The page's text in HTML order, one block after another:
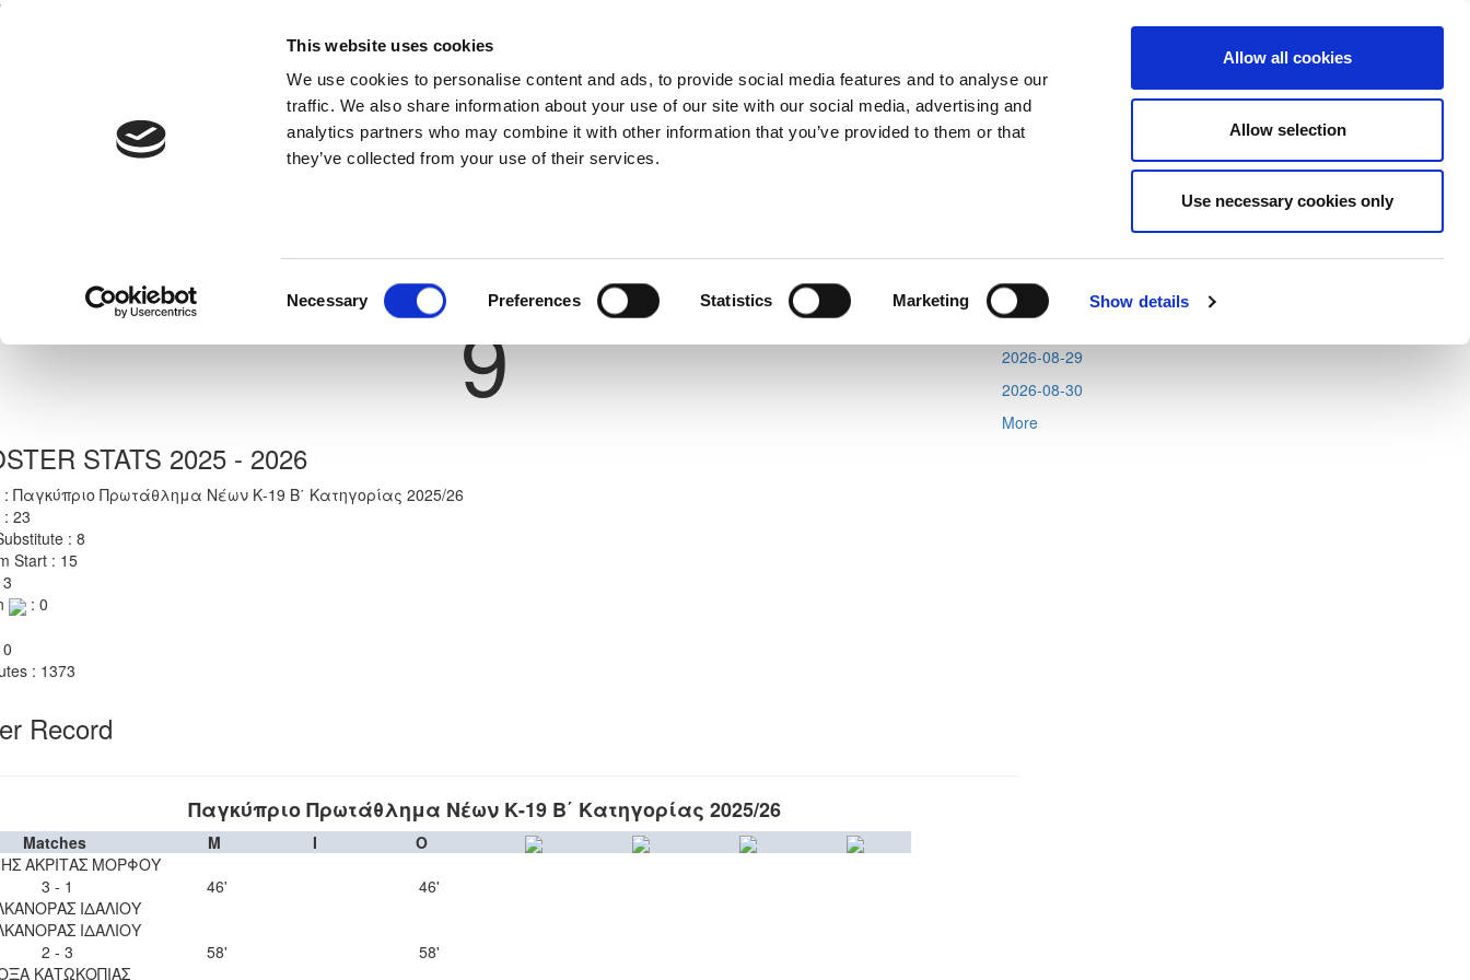
This website uses cookies
We use cookies to personalise content and ads, to provide social media features and to analyse our
traffic. We also share information about your use of our site with our social media, advertising and
analytics partners who may combine it with other information that you’ve provided to them or that
they’ve collected from your use of their services.
Necessary Preferences Statistics Marketing Show details
Allow all cookies
Allow selection
Use necessary cookies only
Competitions
Next
Shirt Number
9
STATS 2025 - 2026
: Παγκύπριο Πρωτάθλημα Νέων Κ-19 Β΄ Κατηγορίας 2025/26
: 23
: 8
Start : 15
: 0
: 1373
Record
Παγκύπριο Πρωτάθλημα Νέων Κ-19 Β΄ Κατηγορίας 2025/26
Matches M I
O
ΑΚΡΙΤΑΣ ΜΟΡΦΟΥ
3 - 1
ΙΔΑΛΙΟΥ
46'
46'
ΙΔΑΛΙΟΥ
2 - 3
ΚΑΤΩΚΟΠΙΑΣ
58' 58'
Tweets by CyprusFA
2026-08-11
2026-08-12
2026-08-13
2026-08-29
2026-08-30
More